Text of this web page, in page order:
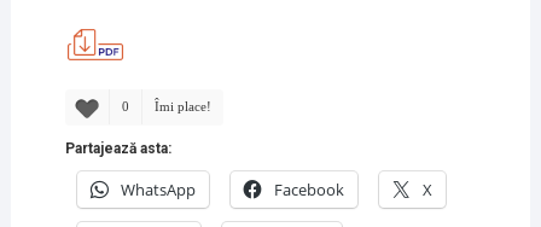
0 Îmi place!
Partajează asta:
WhatsApp Facebook X